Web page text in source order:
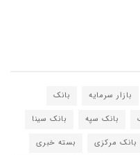
بازار سرمایه
بانک
بانک سپه
بانک سینا
بانک مرکزی
بسته خبری